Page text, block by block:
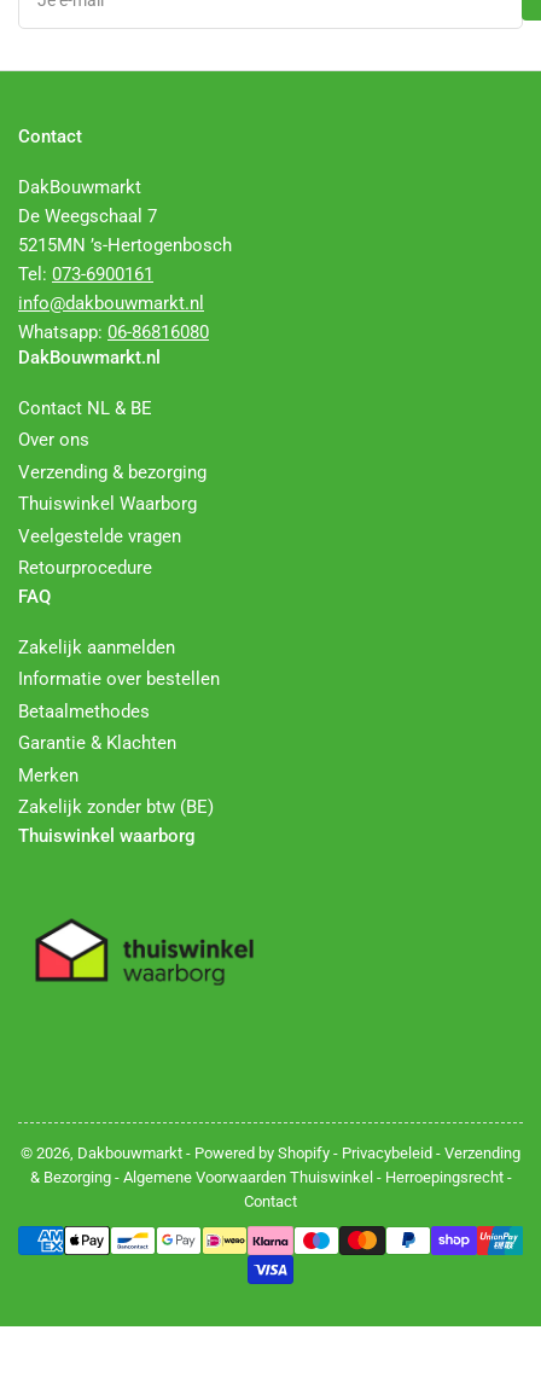
mail
Contact
DakBouwmarkt
De Weegschaal 7
5215MN ’s-Hertogenbosch
Tel: 073-6900161
info@dakbouwmarkt.nl
Whatsapp: 06-86816080
DakBouwmarkt.nl
Contact NL & BE
Over ons
Verzending & bezorging
Thuiswinkel Waarborg
Veelgestelde vragen
Retourprocedure
FAQ
Zakelijk aanmelden
Informatie over bestellen
Betaalmethodes
Garantie & Klachten
Merken
Zakelijk zonder btw (BE)
Thuiswinkel waarborg
© 2026, Dakbouwmarkt - Powered by Shopify - Privacybeleid - Verzending
& Bezorging- Algemene Voorwaarden Thuiswinkel - Herroepingsrecht-
Contact
Betalingsmethoden